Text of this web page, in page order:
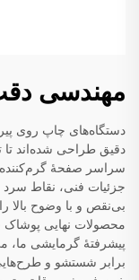
مهندسی دقت
دستگاه‌های چاپ روی
دقیق طراحی شده‌اند تا
سراسر صفحهٔ گرم‌کننده
جزئیات فنی، نقاط سرد
بی‌نقص و با وضوح بالا
محصولات نهایی پوشاک
پیشرفتهٔ گرمایشی ما،
برابر شستشو و طرح‌هایی